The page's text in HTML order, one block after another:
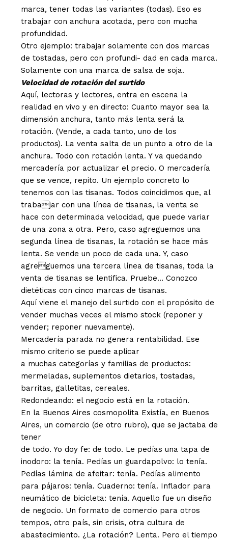
marca, tener todas las variantes (todas). Eso es
trabajar con anchura acotada, pero con mucha
profundidad.
Otro ejemplo: trabajar solamente con dos marcas
de tostadas, pero con profundi- dad en cada marca.
Solamente con una marca de salsa de soja.
Velocidad de rotación del surtido
Aquí, lectoras y lectores, entra en escena la
realidad en vivo y en directo: Cuanto mayor sea la
dimensión anchura, tanto más lenta será la
rotación. (Vende, a cada tanto, uno de los
productos). La venta salta de un punto a otro de la
anchura. Todo con rotación lenta. Y va quedando
mercadería por actualizar el precio. O mercadería
que se vence, repito. Un ejemplo concreto lo
tenemos con las tisanas. Todos coincidimos que, al
trabajar con una línea de tisanas, la venta se
hace con determinada velocidad, que puede variar
de una zona a otra. Pero, caso agreguemos una
segunda línea de tisanas, la rotación se hace más
lenta. Se vende un poco de cada una. Y, caso
agreguemos una tercera línea de tisanas, toda la
venta de tisanas se lentifica. Pruebe… Conozco
dietéticas con cinco marcas de tisanas.
Aquí viene el manejo del surtido con el propósito de
vender muchas veces el mismo stock (reponer y
vender; reponer nuevamente).
Mercadería parada no genera rentabilidad. Ese
mismo criterio se puede aplicar
a muchas categorías y familias de productos:
mermeladas, suplementos dietarios, tostadas,
barritas, galletitas, cereales.
Redondeando: el negocio está en la rotación.
En la Buenos Aires cosmopolita Existía, en Buenos
Aires, un comercio (de otro rubro), que se jactaba de
tener
de todo. Yo doy fe: de todo. Le pedías una tapa de
inodoro: la tenía. Pedías un guardapolvo: lo tenía.
Pedías lámina de afeitar: tenía. Pedías alimento
para pájaros: tenía. Cuaderno: tenía. Inflador para
neumático de bicicleta: tenía. Aquello fue un diseño
de negocio. Un formato de comercio para otros
tempos, otro país, sin crisis, otra cultura de
abastecimiento. ¿La rotación? Lenta. Pero el tiempo